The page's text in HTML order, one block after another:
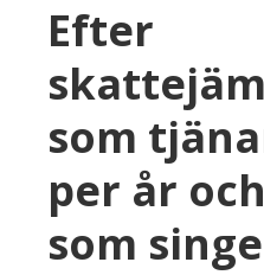
Efter
som
per år
som